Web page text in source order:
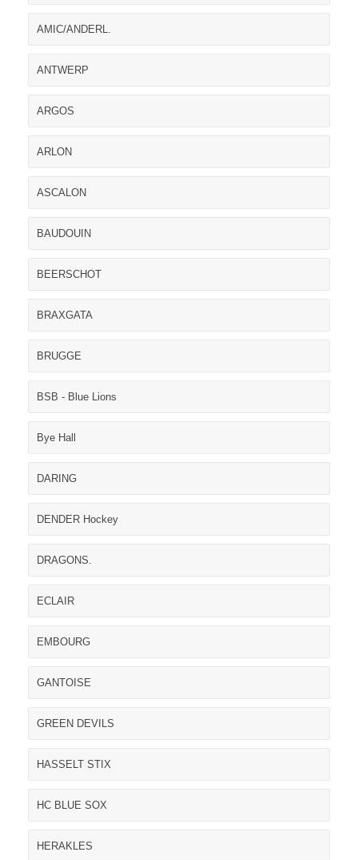
AMIC/ANDERL.
ANTWERP
ARGOS
ARLON
ASCALON
BAUDOUIN
BEERSCHOT
BRAXGATA
BRUGGE
BSB - Blue Lions
Bye Hall
DARING
DENDER Hockey
DRAGONS.
ECLAIR
EMBOURG
GANTOISE
GREEN DEVILS
HASSELT STIX
HC BLUE SOX
HERAKLES